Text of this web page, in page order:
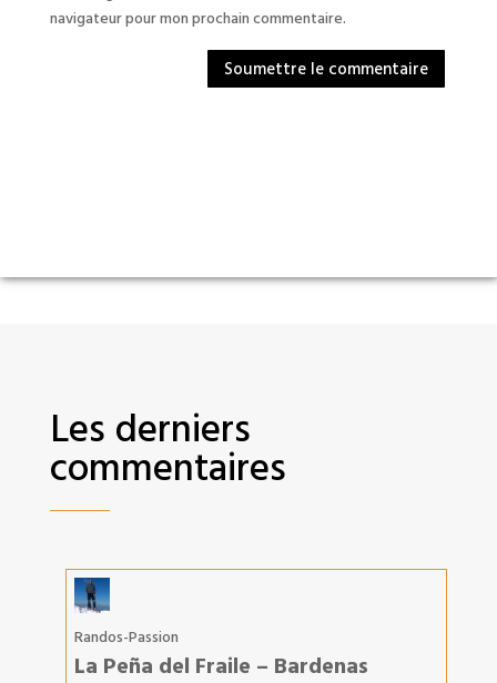
navigateur pour mon prochain commentaire.
Soumettre le commentaire
Les derniers
commentaires
Randos-Passion
La Peña del Fraile – Bardenas